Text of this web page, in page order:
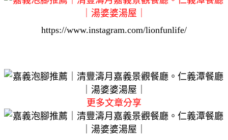
https://www.instagram.com/lionfunlife/
更多文章分享